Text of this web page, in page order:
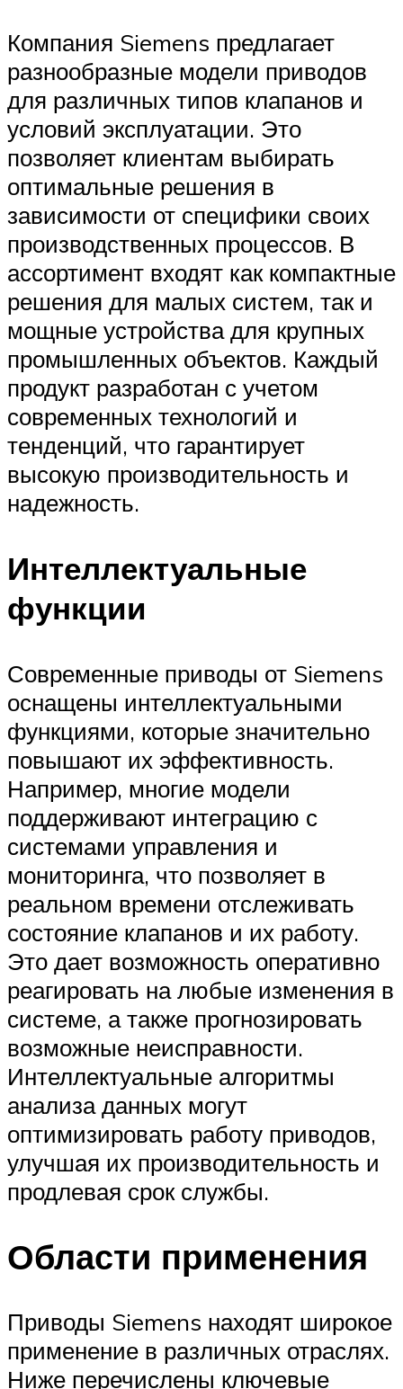
Компания Siemens предлагает
разнообразные модели приводов
для различных типов клапанов и
условий эксплуатации. Это
позволяет клиентам выбирать
оптимальные решения в
зависимости от специфики своих
производственных процессов. В
ассортимент входят как компактные
решения для малых систем, так и
мощные устройства для крупных
промышленных объектов. Каждый
продукт разработан с учетом
современных технологий и
тенденций, что гарантирует
высокую производительность и
надежность.
Интеллектуальные
функции
Современные приводы от Siemens
оснащены интеллектуальными
функциями, которые значительно
повышают их эффективность.
Например, многие модели
поддерживают интеграцию с
системами управления и
мониторинга, что позволяет в
реальном времени отслеживать
состояние клапанов и их работу.
Это дает возможность оперативно
реагировать на любые изменения в
системе, а также прогнозировать
возможные неисправности.
Интеллектуальные алгоритмы
анализа данных могут
оптимизировать работу приводов,
улучшая их производительность и
продлевая срок службы.
Области применения
Приводы Siemens находят широкое
применение в различных отраслях.
Ниже перечислены ключевые